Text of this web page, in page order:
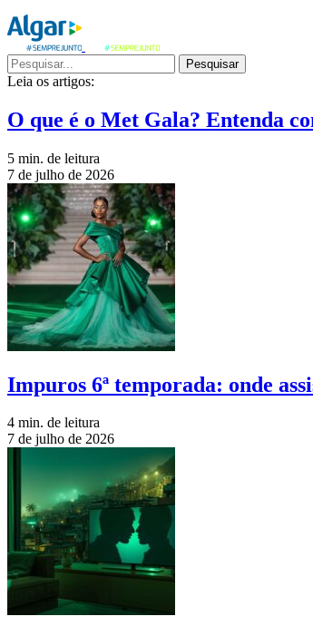
Pesquisar
Leia os artigos:
O que é o Met Gala? Entenda
5 min. de leitura
7 de julho de 2026
Impuros 6ª temporada: onde
4 min. de leitura
7 de julho de 2026